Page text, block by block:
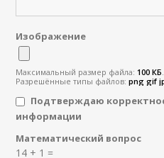
Изображение
Максимальный размер файла:100 КБ.
Разрешённые типы файлов:png gif
Подтверждаю
информации
Я спамер
Математический вопрос
14 + 1 =